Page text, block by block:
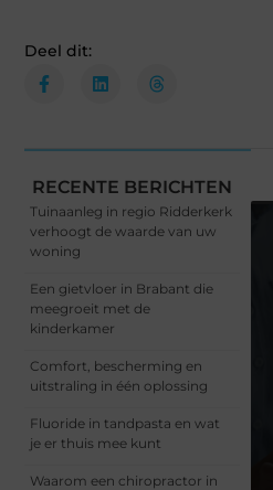
Deel dit:
RECENTE BERICHTEN
Tuinaanleg in regio Ridderkerk
verhoogt de waarde van uw
woning
Een gietvloer in Brabant die
meegroeit met de
kinderkamer
Comfort, bescherming en
uitstraling in één oplossing
Fluoride in tandpasta en wat
je er thuis mee kunt
Waarom een chiropractor in